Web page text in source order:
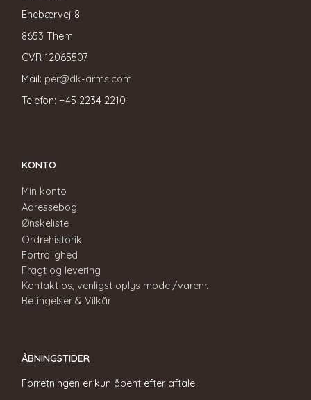
Enebærvej 8
8653 Them
CVR 12065507
Mail: per@dk-arms.com
Telefon: +45 2234 2210
KONTO
Min konto
Adressebog
Ønskeliste
Ordrehistorik
Fortrolighed
Fragt og levering
Kontakt os, venligst oplys model/varenr.
Betingelser & Vilkår
ÅBNINGSTIDER
Forretningen er kun åbent efter aftale.